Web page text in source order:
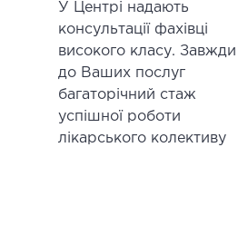
У Центрі надають
консультації фахівці
високого класу. Завжди
до Ваших послуг
багаторічний стаж
успішної роботи
лікарського колективу